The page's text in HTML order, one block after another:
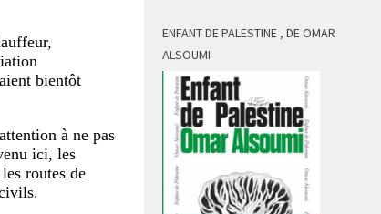
bientôt
à ne pas
ici, les
routes de
ENFANT DE PALESTINE , DE OMAR
ALSOUMI